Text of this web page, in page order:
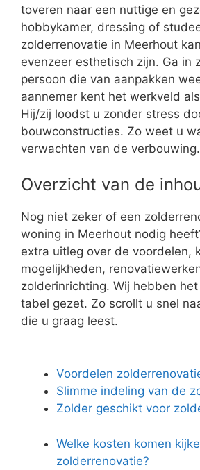
toveren naar een nuttige en
hobbykamer, dressing of
zolderrenovatie in Meerhout
evenzeer esthetisch zijn. Ga in
persoon die van aanpakken
aannemer kent het werkveld
Hij/zij loodst u zonder stress
bouwconstructies. Zo weet u
verwachten van de verbouwing.
Overzicht van de
Nog niet zeker of een
woning in Meerhout nodig
extra uitleg over de voordelen,
mogelijkheden,
zolderinrichting. Wij hebben
tabel gezet. Zo scrollt u snel
die u graag leest.
Voordelen
Slimme indeling van de
Zolder geschikt voor
Welke kosten komen
zolderrenovatie?